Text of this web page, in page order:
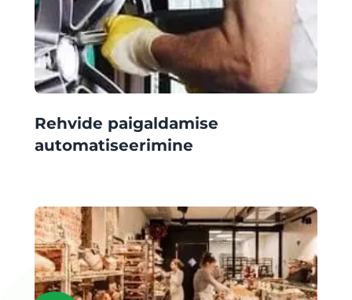
Rehvide paigaldamise
automatiseerimine